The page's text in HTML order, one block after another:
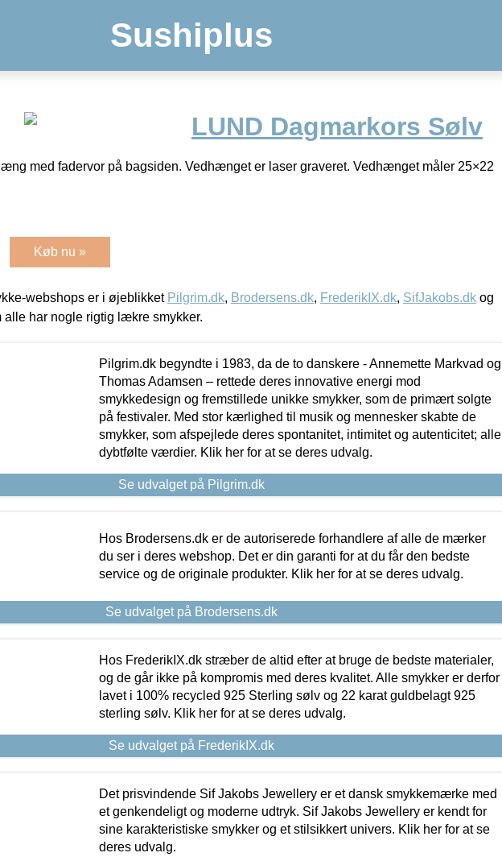
Sushiplus
LUND Dagmarkors Sølv
med fadervor på bagsiden. Vedhænget er laser graveret. Vedhænget måler 25×22
Køb nu »
webshops er i øjeblikket Pilgrim.dk, Brodersens.dk, FrederikIX.dk, SifJakobs.dk og
alle har nogle rigtig lækre smykker.
Pilgrim.dk begyndte i 1983, da de to danskere - Annemette Markvad og
Thomas Adamsen – rettede deres innovative energi mod
smykkedesign og fremstillede unikke smykker, som de primært solgte
på festivaler. Med stor kærlighed til musik og mennesker skabte de
smykker, som afspejlede deres spontanitet, intimitet og autenticitet; alle
dybtfølte værdier. Klik her for at se deres udvalg.
Se udvalget på Pilgrim.dk
Hos Brodersens.dk er de autoriserede forhandlere af alle de mærker
du ser i deres webshop. Det er din garanti for at du får den bedste
service og de originale produkter. Klik her for at se deres udvalg.
Se udvalget på Brodersens.dk
Hos FrederikIX.dk stræber de altid efter at bruge de bedste materialer,
og de går ikke på kompromis med deres kvalitet. Alle smykker er derfor
lavet i 100% recycled 925 Sterling sølv og 22 karat guldbelagt 925
sterling sølv. Klik her for at se deres udvalg.
Se udvalget på FrederikIX.dk
Det prisvindende Sif Jakobs Jewellery er et dansk smykkemærke med
et genkendeligt og moderne udtryk. Sif Jakobs Jewellery er kendt for
sine karakteristiske smykker og et stilsikkert univers. Klik her for at se
deres udvalg.